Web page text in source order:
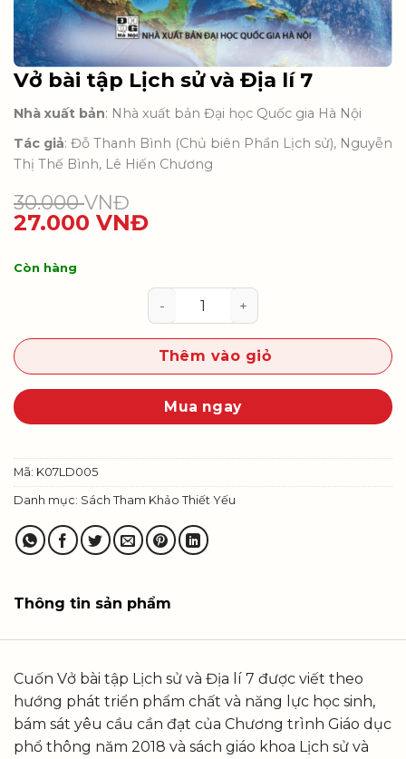
Vở bài tập Lịch sử và Địa lí 7
Nhà xuất bản: Nhà xuất bản Đại học Quốc gia Hà Nội
Tác giả: Đỗ Thanh Bình (Chủ biên Phần Lịch sử), Nguyễn
Thị Thế Bình, Lê Hiến Chương
30.000VNĐ
27.000 VNĐ
Còn hàng
Vở bài tập Lịch sử và Địa lí 7 số
Thêm vào giỏ
Mua ngay
Mã: K07LD005
Danh mục: Sách Tham Khảo Thiết Yếu
Thông tin sản phẩm
Cuốn Vở bài tập Lịch sử và Địa lí 7 được viết theo
hướng phát triển phẩm chất và năng lực học sinh,
bám sát yêu cầu cần đạt của Chương trình Giáo dục
phổ thông năm 2018 và sách giáo khoa Lịch sử và